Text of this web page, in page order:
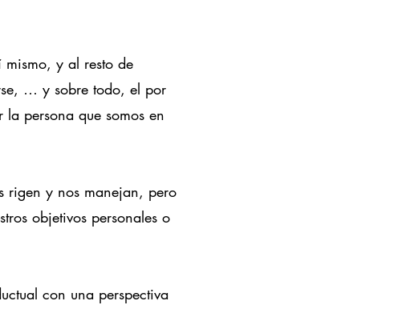
y al resto de
… y sobre todo, el por
persona que somos en
rigen y nos manejan, pero
objetivos personales o
con una perspectiva